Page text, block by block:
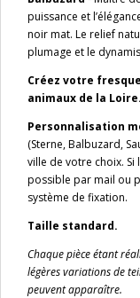
Standard
puissance et
noir mat. Le relief
plumage et le
Créez votre
animaux de la Loire.
Personnalisation
(Sterne, Balbuzard,
ville de votre choix. Si
possible par mail ou
système de fixation.
Taille standard.
Chaque pièce étant
légères variations de
peuvent apparaître.